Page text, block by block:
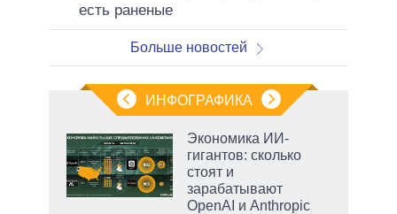
есть раненые
Больше новостей
ИНФОГРАФИКА
Экономика ИИ-
гигантов: сколько
стоят и
зарабатывают
OpenAI и Anthropic